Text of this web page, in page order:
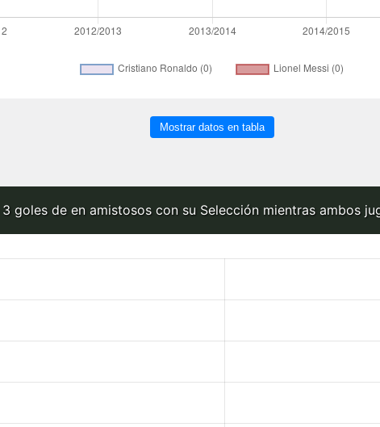
Mostrar datos en tabla
goles de en amistosos con su Selección mientras ambos